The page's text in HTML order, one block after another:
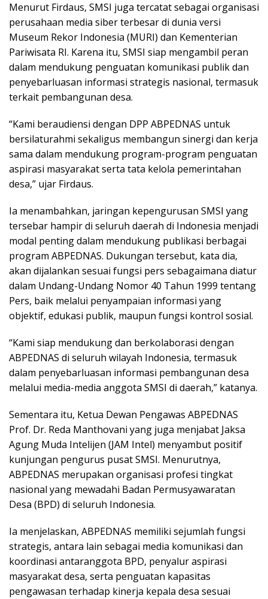
Menurut Firdaus, SMSI juga tercatat sebagai organisasi
perusahaan media siber terbesar di dunia versi
Museum Rekor Indonesia (MURI) dan Kementerian
Pariwisata RI. Karena itu, SMSI siap mengambil peran
dalam mendukung penguatan komunikasi publik dan
penyebarluasan informasi strategis nasional, termasuk
terkait pembangunan desa.
“Kami beraudiensi dengan DPP ABPEDNAS untuk
bersilaturahmi sekaligus membangun sinergi dan kerja
sama dalam mendukung program-program penguatan
aspirasi masyarakat serta tata kelola pemerintahan
desa,” ujar Firdaus.
Ia menambahkan, jaringan kepengurusan SMSI yang
tersebar hampir di seluruh daerah di Indonesia menjadi
modal penting dalam mendukung publikasi berbagai
program ABPEDNAS. Dukungan tersebut, kata dia,
akan dijalankan sesuai fungsi pers sebagaimana diatur
dalam Undang-Undang Nomor 40 Tahun 1999 tentang
Pers, baik melalui penyampaian informasi yang
objektif, edukasi publik, maupun fungsi kontrol sosial.
“Kami siap mendukung dan berkolaborasi dengan
ABPEDNAS di seluruh wilayah Indonesia, termasuk
dalam penyebarluasan informasi pembangunan desa
melalui media-media anggota SMSI di daerah,” katanya.
Sementara itu, Ketua Dewan Pengawas ABPEDNAS
Prof. Dr. Reda Manthovani yang juga menjabat Jaksa
Agung Muda Intelijen (JAM Intel) menyambut positif
kunjungan pengurus pusat SMSI. Menurutnya,
ABPEDNAS merupakan organisasi profesi tingkat
nasional yang mewadahi Badan Permusyawaratan
Desa (BPD) di seluruh Indonesia.
Ia menjelaskan, ABPEDNAS memiliki sejumlah fungsi
strategis, antara lain sebagai media komunikasi dan
koordinasi antaranggota BPD, penyalur aspirasi
masyarakat desa, serta penguatan kapasitas
pengawasan terhadap kinerja kepala desa sesuai